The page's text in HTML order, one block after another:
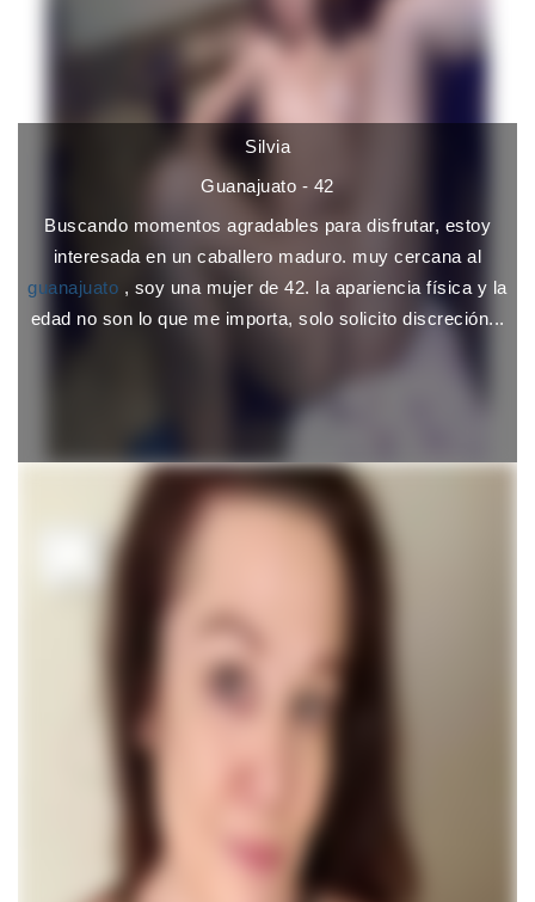
Silvia
Guanajuato - 42
Buscando momentos agradables para disfrutar, estoy
interesada en un caballero maduro. muy cercana al
guanajuato , soy una mujer de 42. la apariencia física y la
edad no son lo que me importa, solo solicito discreción...